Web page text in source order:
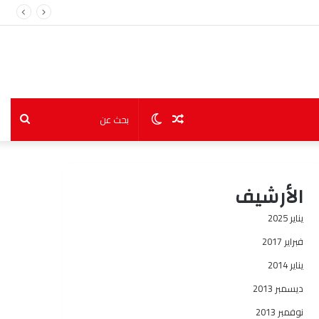
بحث
الوضعمقال
الأرشيف
يناير 2025
فبراير 2017
يناير 2014
ديسمبر 2013
نوفمبر 2013